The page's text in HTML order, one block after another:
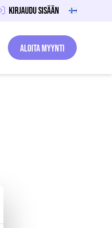
Kirjaudu sisään
Aloita Myynti